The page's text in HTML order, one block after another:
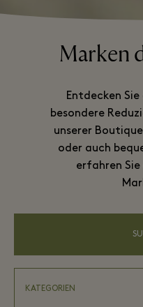
Marken
Entdecken
besondere
unserer
oder auch
erfahren